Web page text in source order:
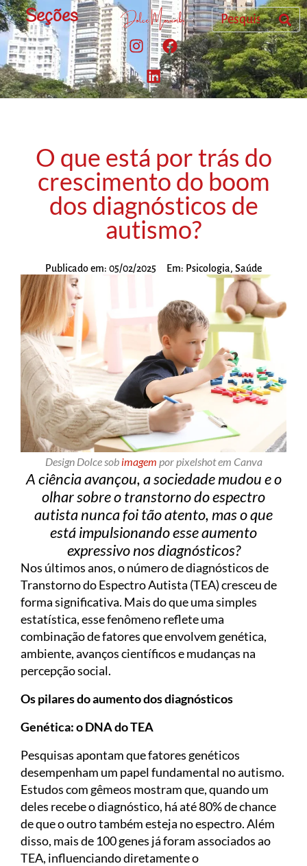
Seções
O que está por trás do
crescimento do boom
dos diagnósticos de
autismo?
Publicado em: 05/02/2025 Em: Psicologia, Saúde
Design Dolce sob imagem por pixelshot em Canva
A ciência avançou, a sociedade mudou e o
olhar sobre o transtorno do espectro
autista nunca foi tão atento, mas o que
está impulsionando esse aumento
expressivo nos diagnósticos?
Nos últimos anos, o número de diagnósticos de
Transtorno do Espectro Autista (TEA) cresceu de
forma significativa. Mais do que uma simples
estatística, esse fenômeno reflete uma
combinação de fatores que envolvem genética,
ambiente, avanços científicos e mudanças na
percepção social.
Os pilares do aumento dos diagnósticos
Genética: o DNA do TEA
Pesquisas apontam que fatores genéticos
desempenham um papel fundamental no autismo.
Estudos com gêmeos mostram que, quando um
deles recebe o diagnóstico, há até 80% de chance
de que o outro também esteja no espectro. Além
disso, mais de 100 genes já foram associados ao
TEA, influenciando diretamente o